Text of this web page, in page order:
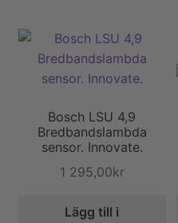
Bosch LSU 4,9
Bredbandslambda
sensor. Innovate.
1 295,00kr
Lägg till i